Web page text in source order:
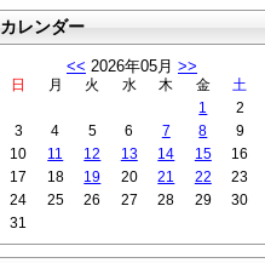
カレンダー
<< 2026年05月 >>
日 月 火 水 木 金
土
1
2
3
4 5 6 7 8
9
10
11 12 13 14 15
16
17
18 19 20 21 22
23
24
25 26 27 28 29
30
31